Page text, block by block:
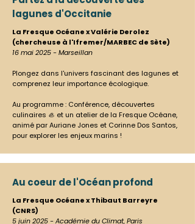
lagunes d'Occitanie
La Fresque Océane x Valérie Derolez
(chercheuse à l'Ifremer/MARBEC de Sète)
16 mai 2025 - Marseillan
Plongez dans l'univers fascinant des lagunes et
comprenez leur importance écologique. ​
Au programme : Conférence, découvertes
culinaires 🦪 et un atelier de la Fresque Océane,
animé par Auriane Jones et Corinne Dos Santos,
pour explorer les enjeux marins !
Au coeur de l'Océan profond
La Fresque Océane x Thibaut Barreyre
(CNRS)
5 juin 2025 - Académie du Climat, Paris